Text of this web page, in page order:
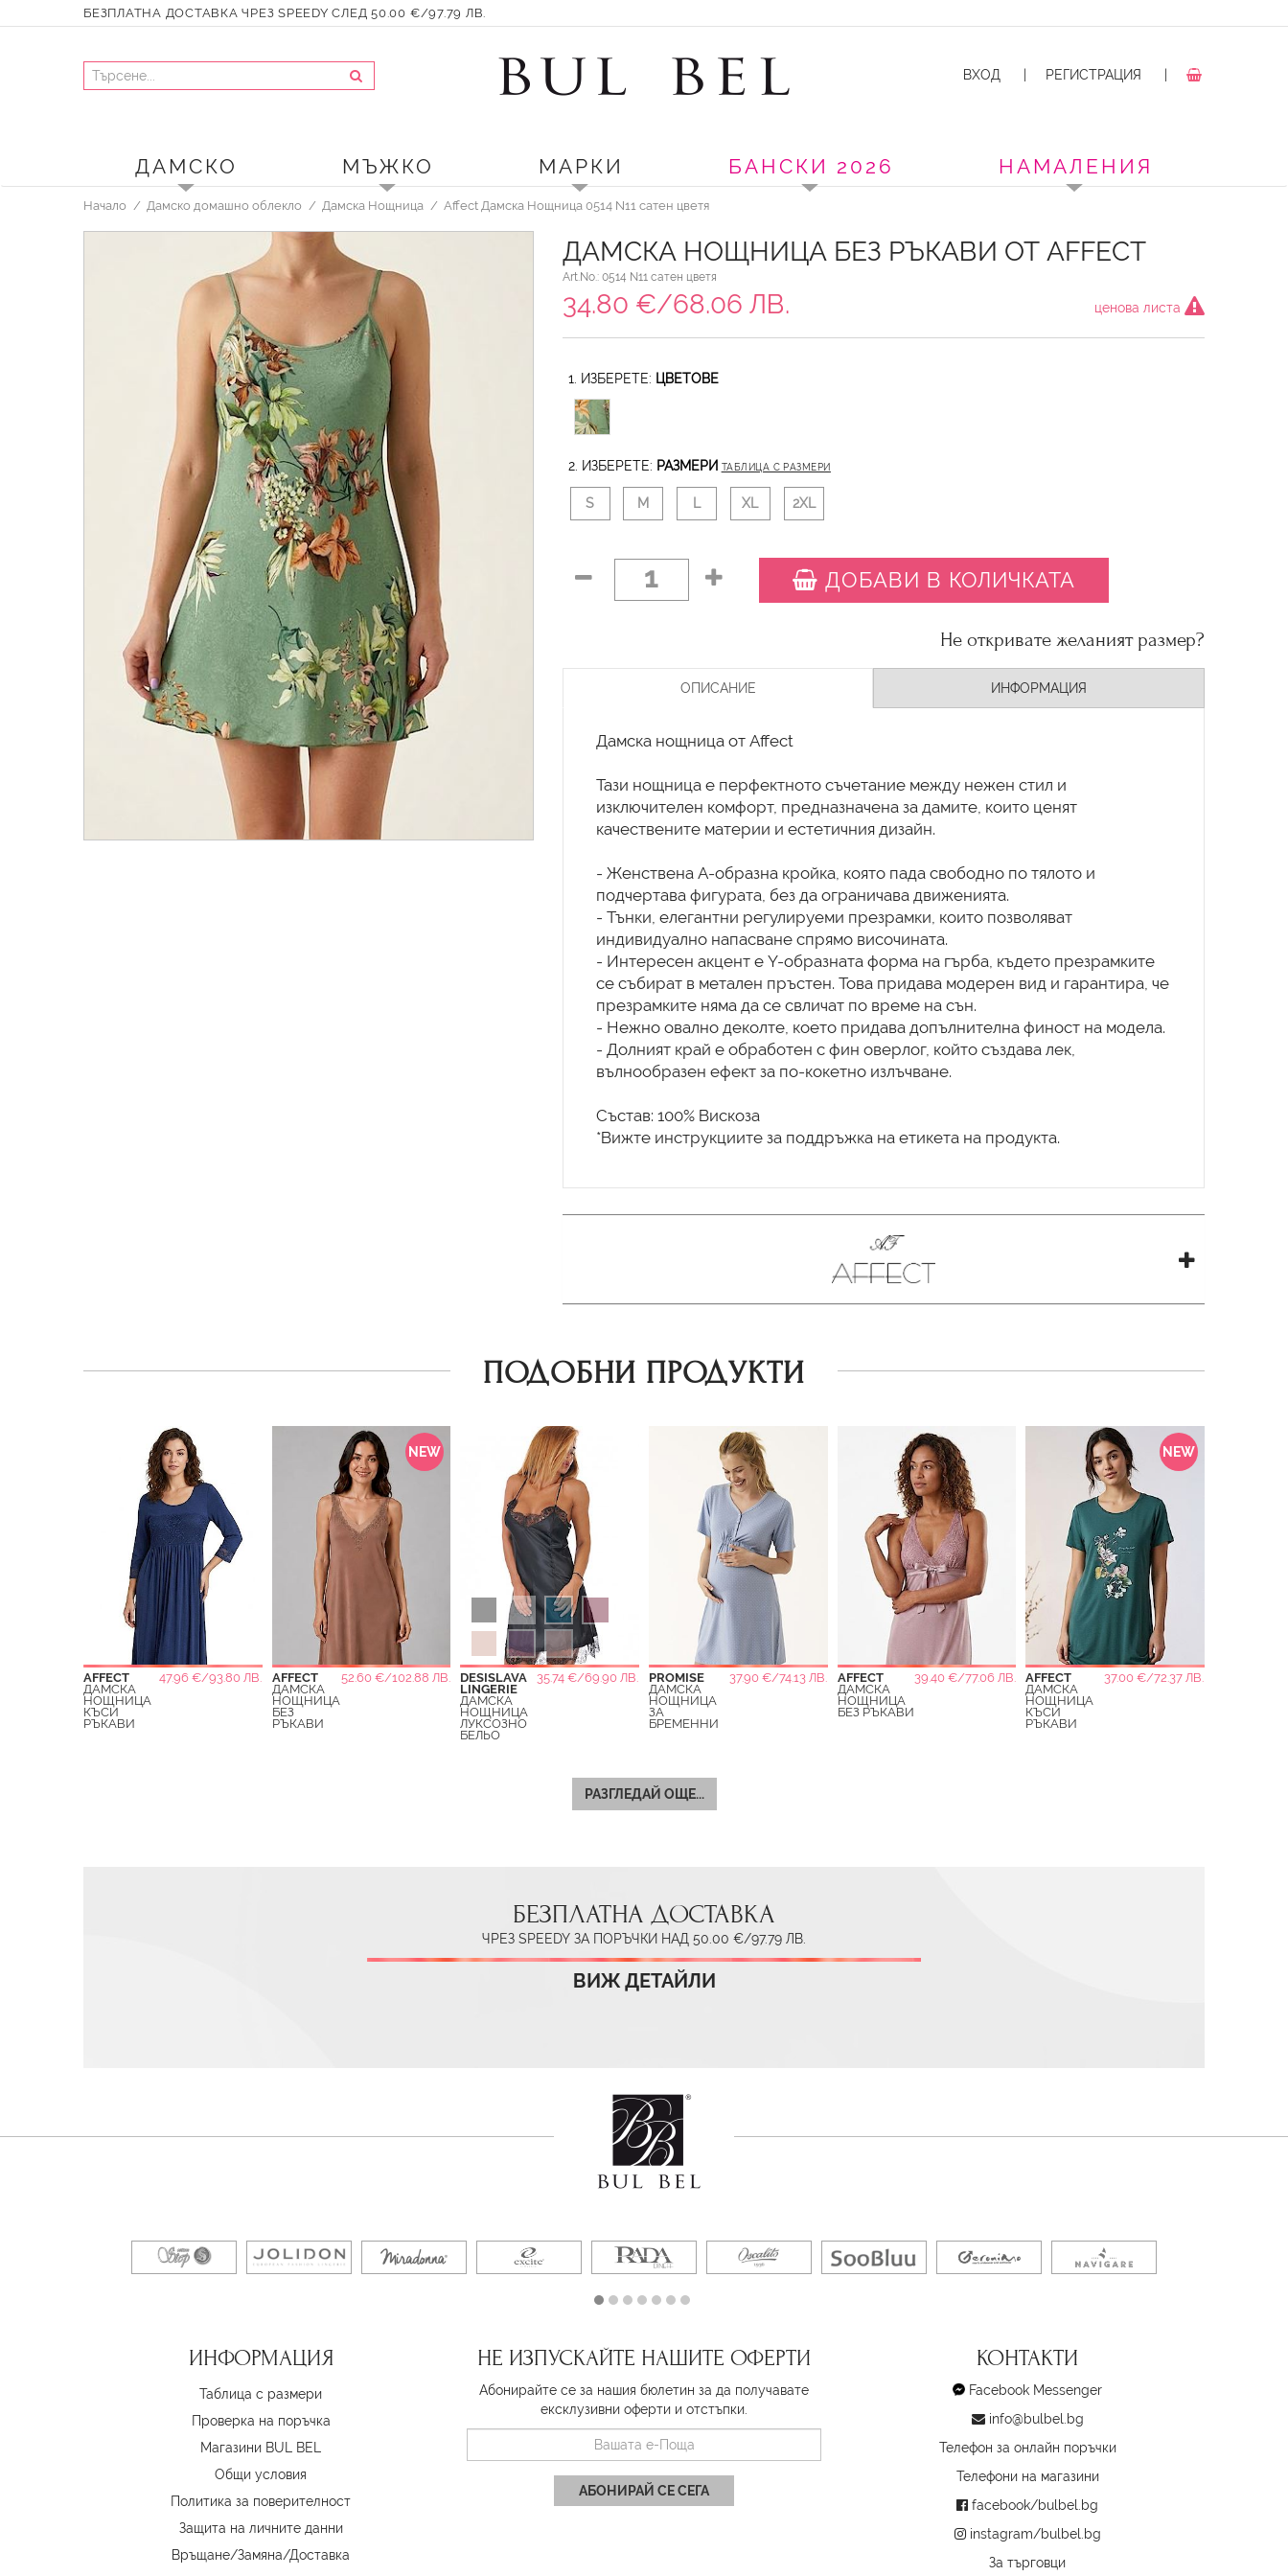
БЕЗПЛАТНА ДОСТАВКА ЧРЕЗ SPEEDY СЛЕД 50.00 €/97.79 ЛВ.
ВХОД РЕГИСТРАЦИЯ
ДАМСКО МЪЖКО МАРКИ БАНСКИ 2026 НАМАЛЕНИЯ
Начало Дамско домашно облекло Дамска Нощница Affect Дамска Нощница 0514 N11 сатен цветя
ДАМСКА НОЩНИЦА БЕЗ РЪКАВИ ОТ AFFECT
Art.No.: 0514 N11 сатен цветя
34.80 €/68.06 ЛВ. ценова листа
1. ИЗБЕРЕТЕ: ЦВЕТОВЕ
2. ИЗБЕРЕТЕ: РАЗМЕРИ ТАБЛИЦА С РАЗМЕРИ
S M L XL 2XL
1 ДОБАВИ В КОЛИЧКАТА
Не откривате желаният размер?
ОПИСАНИЕ ИНФОРМАЦИЯ
Дамска нощница от Affect
Тази нощница е перфектното съчетание между нежен стил и
изключителен комфорт, предназначена за дамите, които ценят
качествените материи и естетичния дизайн.
- Женствена A-образна кройка, която пада свободно по тялото и
подчертава фигурата, без да ограничава движенията.
- Тънки, елегантни регулируеми презрамки, които позволяват
индивидуално напасване спрямо височината.
- Интересен акцент е Y-образната форма на гърба, където презрамките
се събират в метален пръстен. Това придава модерен вид и гарантира, че
презрамките няма да се свличат по време на сън.
- Нежно овално деколте, което придава допълнителна финост на модела.
- Долният край е обработен с фин оверлог, който създава лек,
вълнообразен ефект за по-кокетно излъчване.
Състав: 100% Вискоза
*Вижте инструкциите за поддръжка на етикета на продукта.
ПОДОБНИ ПРОДУКТИ
AFFECT
47.96 €/93.80 ЛВ.
ДАМСКА
НОЩНИЦА
КЪСИ
РЪКАВИ
NEW
AFFECT
52.60 €/102.88 ЛВ.
ДАМСКА
НОЩНИЦА
БЕЗ
РЪКАВИ
DESISLAVA
LINGERIE
35.74 €/69.90 ЛВ.
ДАМСКА
НОЩНИЦА
ЛУКСОЗНО
БЕЛЬО
PROMISE
37.90 €/74.13 ЛВ.
ДАМСКА
НОЩНИЦА
ЗА
БРЕМЕННИ
AFFECT
39.40 €/77.06 ЛВ.
ДАМСКА
НОЩНИЦА
БЕЗ РЪКАВИ
NEW
AFFECT
37.00 €/72.37 ЛВ.
ДАМСКА
НОЩНИЦА
КЪСИ
РЪКАВИ
РАЗГЛЕДАЙ ОЩЕ...
БЕЗПЛАТНА ДОСТАВКА
ЧРЕЗ SPEEDY ЗА ПОРЪЧКИ НАД 50.00 €/97.79 ЛВ.
ВИЖ ДЕТАЙЛИ
ИНФОРМАЦИЯ
Таблица с размери
Проверка на поръчка
Магазини BUL BEL
Oбщи условия
Политика за поверителност
Защита на личните данни
Връщане/Замяна/Доставка
НЕ ИЗПУСКАЙТЕ НАШИТЕ ОФЕРТИ
Абонирайте се за нашия бюлетин за да получавате
ексклузивни оферти и отстъпки.
АБОНИРАЙ СЕ СЕГА
КОНТАКТИ
Facebook Messenger
info@bulbel.bg
Телефон за онлайн поръчки
Телефони на магазини
facebook/bulbel.bg
instagram/bulbel.bg
За търговци